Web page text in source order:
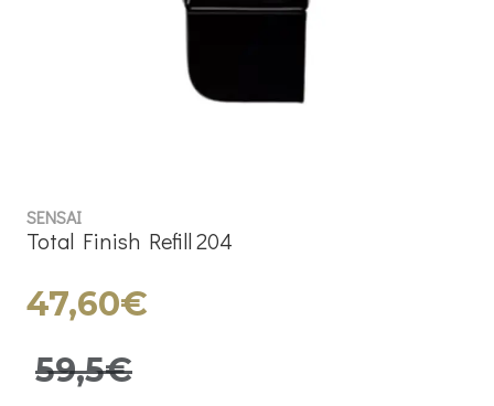
SENSAI
Total Finish Refill 204
47,60€
59,5€